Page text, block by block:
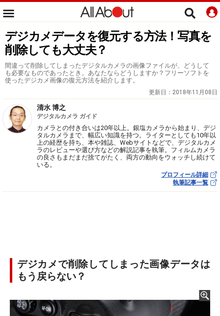
デジカメデータを復元する方法！写真を
削除しても大丈夫？
間違って削除してしまったデジタルカメラの画像ファイルが、どうして
も必要なものであったとき。あなたならどうしますか？フリーソフトを
使ったデジカメ画像の復元方法を紹介します。
更新日： 2018年11月08日
清水 博之
デジタルカメラ ガイド
カメラとの付き合いは20年以上。銀塩カメラから始まり、デジ
タルカメラまで、幅広い知識を持つ。ライターとしても10年以
上の経歴を持ち、本や雑誌、Webサイトなどで、デジタルカメ
ラのレビューや選び方などの解説記事を執筆。フィルムカメラ
の良さもまだまだ捨てがたく、両方の動向をウォッチし続けて
いる。
プロフィール詳細
執筆記事一覧
デジカメで削除してしまった画像データは
もう戻らない？